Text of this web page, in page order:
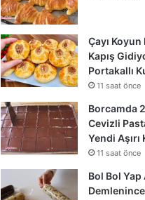
Çayı
Kapış
Portakallı
11 saat önce
Borcamda
Cevizli
Yendi Aşırı
11 saat önce
Bol Bol